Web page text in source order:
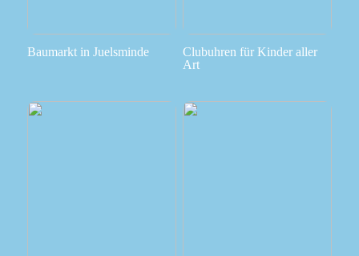
Baumarkt in Juelsminde
Clubuhren für Kinder aller
Art